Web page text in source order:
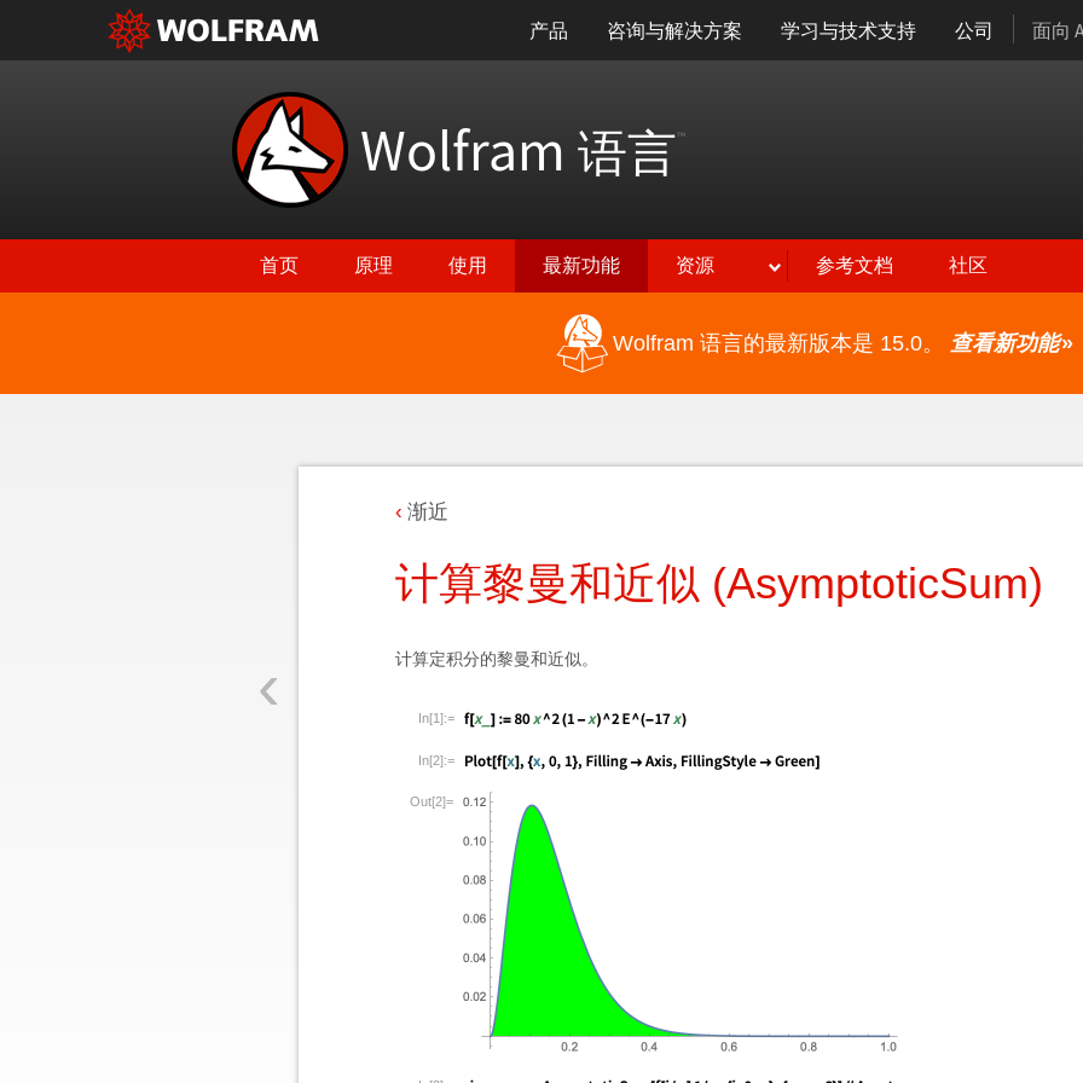
产品 咨询与解决方案 学习与技术支持 公司 面向
Wolfram 语言™
首页 原理 使用 最新功能 资源 参考文档 社区
Wolfram 语言的最新版本是 15.0。 查看新功能»
‹
渐近
计算黎曼和近似 (AsymptoticSum)
计算定积分的黎曼和近似。
In[1]:=
In[2]:=
Out[2]=